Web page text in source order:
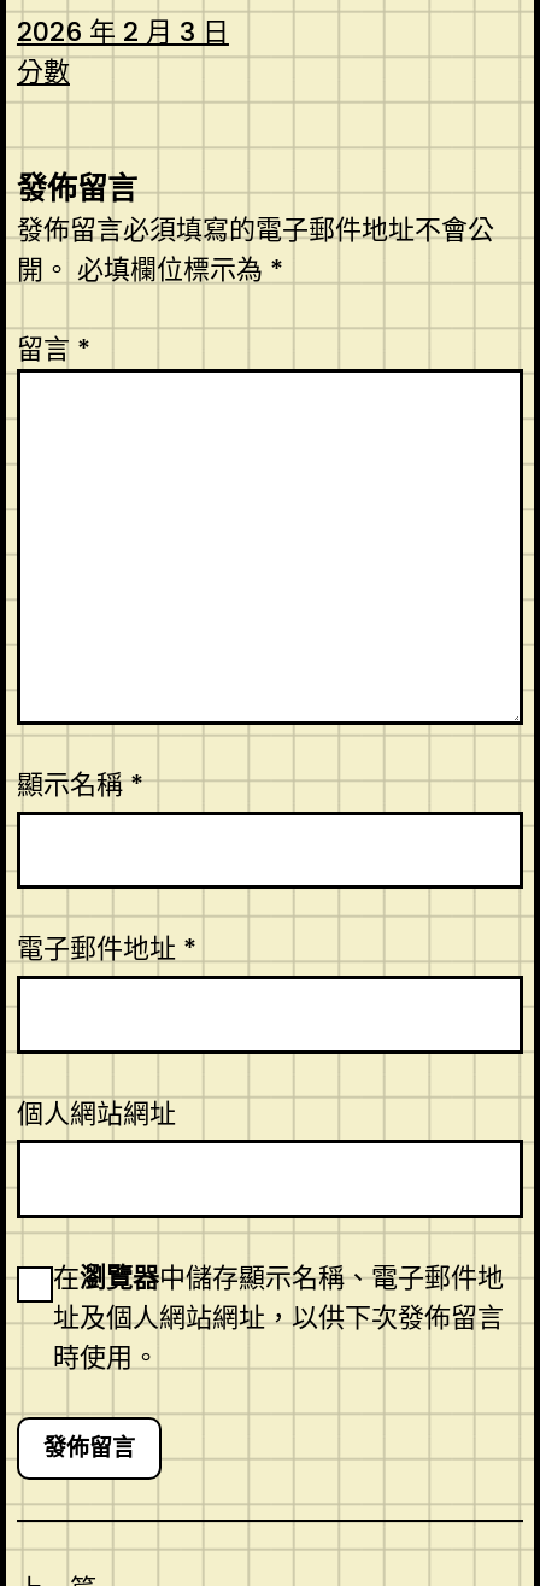
2026 年 2 月 3 日
分數
發佈留言
發佈留言必須填寫的電子郵件地址不會公
開。 必填欄位標示為 *
留言 *
顯示名稱*
電子郵件地址 *
個人網站網址
在瀏覽器中儲存顯示名稱、電子郵件地
址及個人網站網址，以供下次發佈留言
時使用。